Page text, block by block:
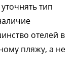
тип
отелей в
пляжу, а не